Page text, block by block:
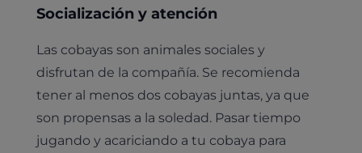
Socialización y atención
Las cobayas son animales sociales y
disfrutan de la compañía. Se recomienda
tener al menos dos cobayas juntas, ya que
son propensas a la soledad. Pasar tiempo
jugando y acariciando a tu cobaya para